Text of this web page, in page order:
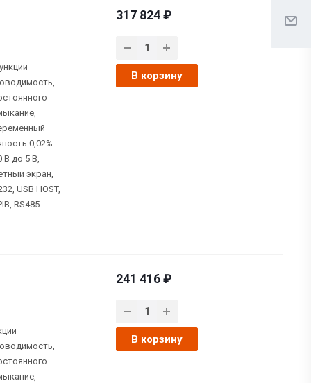
0,02%.
до 5 В,
экран,
USB HOST,
RS485.
317 824 ₽
В корзину
241 416 ₽
В корзину